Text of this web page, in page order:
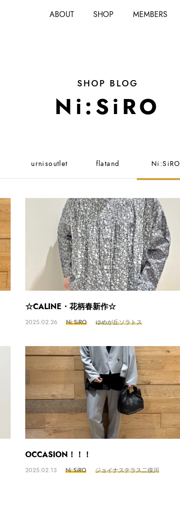
ABOUT SHOP MEMBERS
SHOP BLOG
Ni:SiRO
urnisoutlet flatand Ni:SiRO
☆CALINE・花柄春新作☆
2025.02.26 Ni:SiRO ゆめが丘ソラトス
OCCASION！！！
2025.02.13 Ni:SiRO ジョイナステラス二俣川